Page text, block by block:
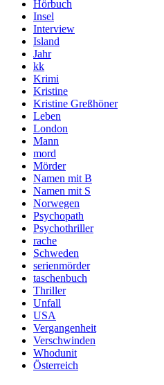
Hörbuch
Insel
Interview
Island
Jahr
kk
Krimi
Kristine
Kristine Greßhöner
Leben
London
Mann
mord
Mörder
Namen mit B
Namen mit S
Norwegen
Psychopath
Psychothriller
rache
Schweden
serienmörder
taschenbuch
Thriller
Unfall
USA
Vergangenheit
Verschwinden
Whodunit
Österreich